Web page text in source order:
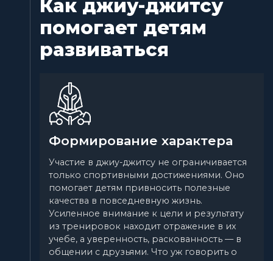
Как джиу-джитсу
помогает детям
развиваться
Формирование характера
Участие в джиу-джитсу не ограничивается
только спортивными достижениями. Оно
помогает детям привносить полезные
качества в повседневную жизнь.
Усиленное внимание к цели и результату
из тренировок находит отражение в их
учебе, а уверенность, раскованность — в
общении с друзьями. Что уж говорить о